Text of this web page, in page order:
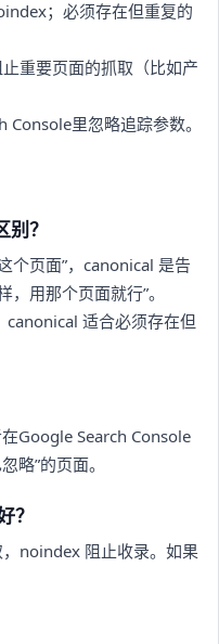
；必须存在但重复的
重要页面的抓取（比如产
Console里忽略追踪参数。
？
个页面”，canonical 是告
用那个页面就行”。
适合必须存在但
Google Search Console
略”的页面。
？
noindex 阻止收录。如果